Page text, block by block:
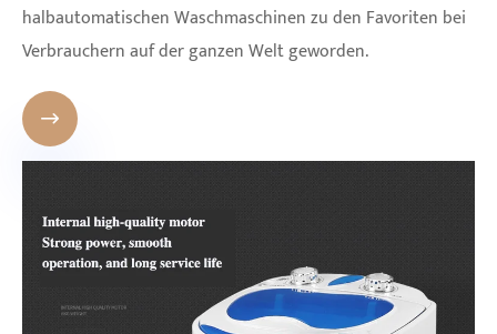
halbautomatischen Waschmaschinen zu den Favoriten bei
Verbrauchern auf der ganzen Welt geworden.
